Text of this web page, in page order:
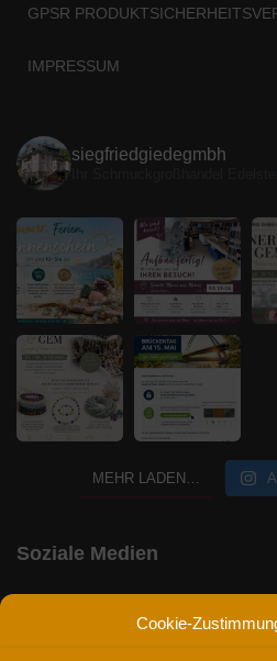
Cookie-
GPSR
IMPRESSUM
siegfriedgiedegmbh
MEHR LADEN…
Soziale Medien
L